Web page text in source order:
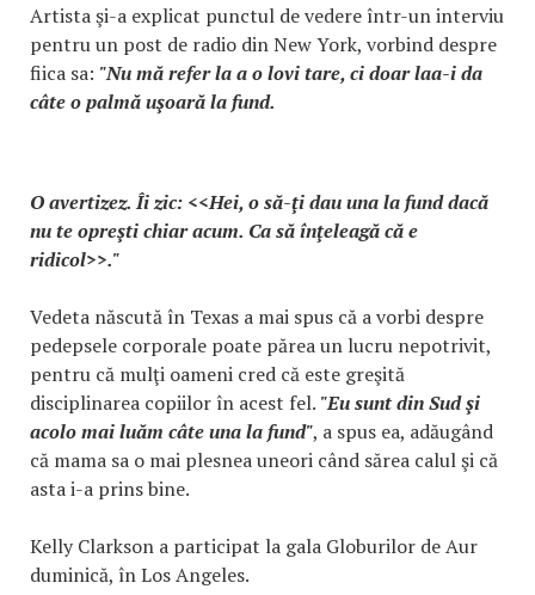
Artista şi-a explicat punctul de vedere într-un interviu
pentru un post de radio din New York, vorbind despre
fiica sa: "Nu mă refer la a o lovi tare, ci doar laa-i da
câte o palmă uşoară la fund.
O avertizez. Îi zic: <<Hei, o să-ţi dau una la fund dacă
nu te opreşti chiar acum. Ca să înţeleagă că e
ridicol>>."
Vedeta născută în Texas a mai spus că a vorbi despre
pedepsele corporale poate părea un lucru nepotrivit,
pentru că mulţi oameni cred că este greşită
disciplinarea copiilor în acest fel. "Eu sunt din Sud şi
acolo mai luăm câte una la fund", a spus ea, adăugând
că mama sa o mai plesnea uneori când sărea calul şi că
asta i-a prins bine.
Kelly Clarkson a participat la gala Globurilor de Aur
duminică, în Los Angeles.